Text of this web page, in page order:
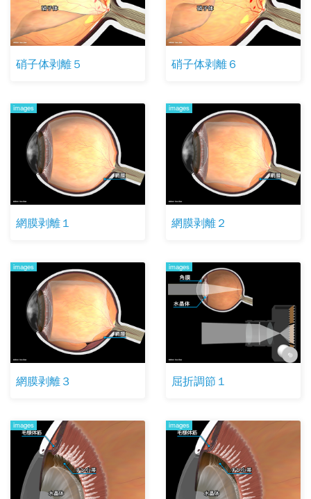
硝子体剥離５ 硝子体剥離６
images
網膜剥離１
images
網膜剥離２
images
網膜剥離３
images
屈折調節１
images images